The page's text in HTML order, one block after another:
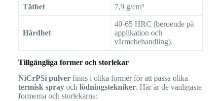
Täthet 7,9 g/cm³
Hårdhet
40-65 HRC (beroende på
applikation och
värmebehandling).
Tillgängliga former och storlekar
NiCrPSi pulverfinns i olika former för att passa olika
termisk sprayoch lödningstekniker. Här är de vanligaste
formerna och storlekarna: